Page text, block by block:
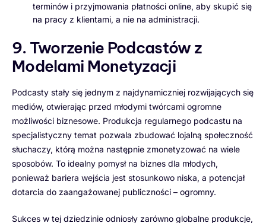
terminów i przyjmowania płatności online, aby skupić się
na pracy z klientami, a nie na administracji.
9. Tworzenie Podcastów z
Modelami Monetyzacji
Podcasty stały się jednym z najdynamiczniej rozwijających się
mediów, otwierając przed młodymi twórcami ogromne
możliwości biznesowe. Produkcja regularnego podcastu na
specjalistyczny temat pozwala zbudować lojalną społeczność
słuchaczy, którą można następnie zmonetyzować na wiele
sposobów. To idealny pomysł na biznes dla młodych,
ponieważ bariera wejścia jest stosunkowo niska, a potencjał
dotarcia do zaangażowanej publiczności – ogromny.
Sukces w tej dziedzinie odniosły zarówno globalne produkcje,